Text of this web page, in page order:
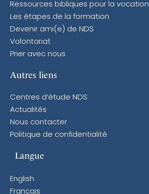
Ressources bibliques pour la vocation
Les étapes de la formation
Devenir ami(e) de NDS
Volontariat
Prier avec nous
Autres liens
Centres d’étude NDS
Actualités
Nous contacter
Politique de confidentialité
Langue
English
Français